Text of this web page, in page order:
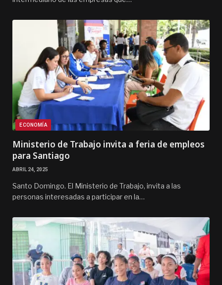
ECONOMÍA
Ministerio de Trabajo invita a feria de empleos
para Santiago
ABRIL 24, 2025
Santo Domingo. El Ministerio de Trabajo, invita a las
personas interesadas a participar en la…